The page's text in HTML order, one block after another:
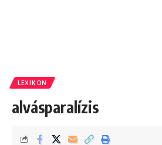
LEXIKON
alvásparalízis